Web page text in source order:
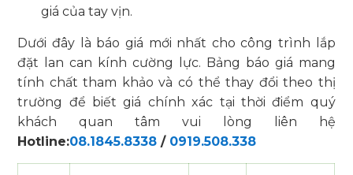
giá của tay vịn.
Dưới đây là báo giá mới nhất cho công trình lắp
đặt lan can kính cường lực. Bảng báo giá mang
tính chất tham khảo và có thể thay đổi theo thị
trường để biết giá chính xác tại thời điểm quý
khách quan tâm vui lòng liên hệ
Hotline:08.1845.8338 / 0919.508.338